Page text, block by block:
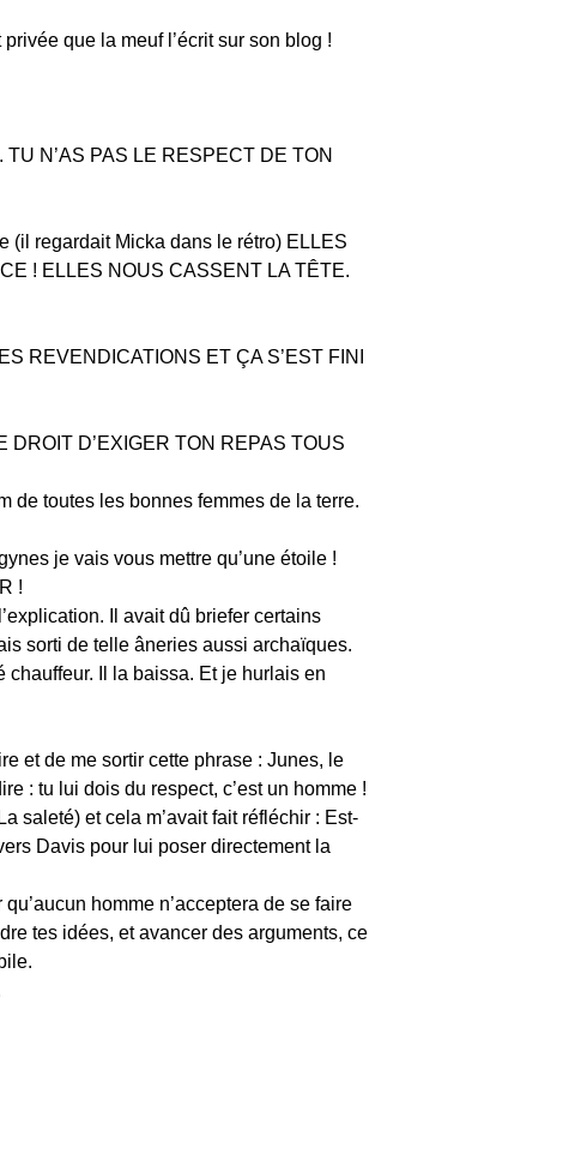
que la meuf l’écrit sur son blog !
N’AS PAS LE RESPECT DE TON
(il regardait Micka dans le rétro) ELLES
! ELLES NOUS CASSENT LA TÊTE.
REVENDICATIONS ET ÇA S’EST FINI
D’EXIGER TON REPAS TOUS
de toutes les bonnes femmes de la terre.
je vais vous mettre qu’une étoile !
!
Il avait dû briefer certains
sorti de telle âneries aussi archaïques.
chauffeur. Il la baissa. Et je hurlais en
et de me sortir cette phrase : Junes, le
: tu lui dois du respect, c’est un homme !
saleté) et cela m’avait fait réfléchir : Est-
Davis pour lui poser directement la
homme n’acceptera de se faire
tes idées, et avancer des arguments, ce